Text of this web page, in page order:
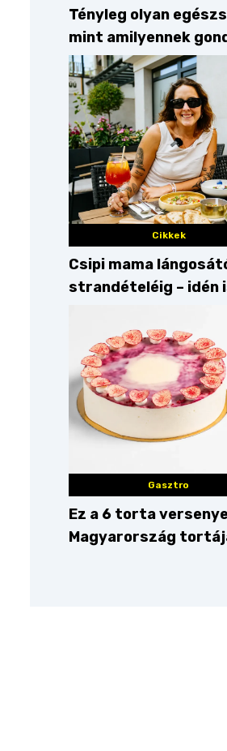
Tényleg olyan
mint amilyennek
Cikkek
Csipi mama
strandételéig – idén
Gasztro
Ez a 6 torta
Magyarország